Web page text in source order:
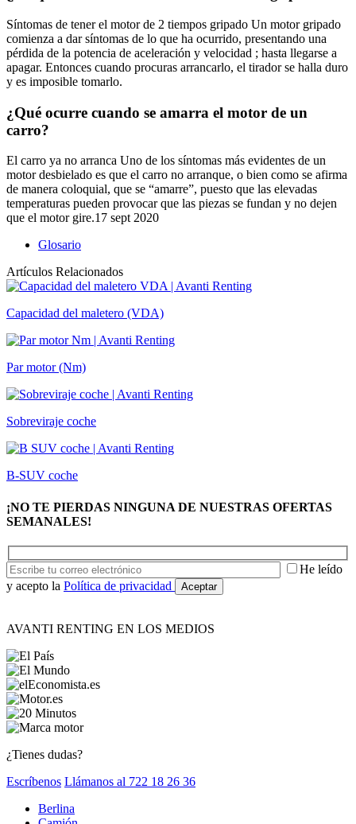
Síntomas de tener el motor de 2 tiempos gripado Un motor gripado
comienza a dar síntomas de lo que ha ocurrido, presentando una
pérdida de la potencia de aceleración y velocidad ; hasta llegarse a
apagar. Entonces cuando procuras arrancarlo, el tirador se halla duro
y es imposible tomarlo.
¿Qué ocurre cuando se amarra el motor de un
carro?
El carro ya no arranca Uno de los síntomas más evidentes de un
motor desbielado es que el carro no arranque, o bien como se afirma
de manera coloquial, que se “amarre”, puesto que las elevadas
temperaturas pueden provocar que las piezas se fundan y no dejen
que el motor gire.17 sept 2020
Glosario
Artículos Relacionados
Capacidad del maletero (VDA)
Par motor (Nm)
Sobreviraje coche
B-SUV coche
¡NO TE PIERDAS NINGUNA DE NUESTRAS OFERTAS
SEMANALES!
He leído
y acepto la Política de privacidad
AVANTI RENTING EN LOS MEDIOS
¿Tienes dudas?
Escríbenos Llámanos al 722 18 26 36
Berlina